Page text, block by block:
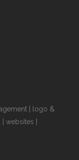
| logo &
websites |